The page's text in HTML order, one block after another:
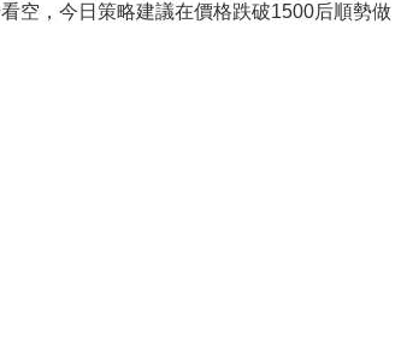
空，今日策略建議在價格跌破1500后順勢做